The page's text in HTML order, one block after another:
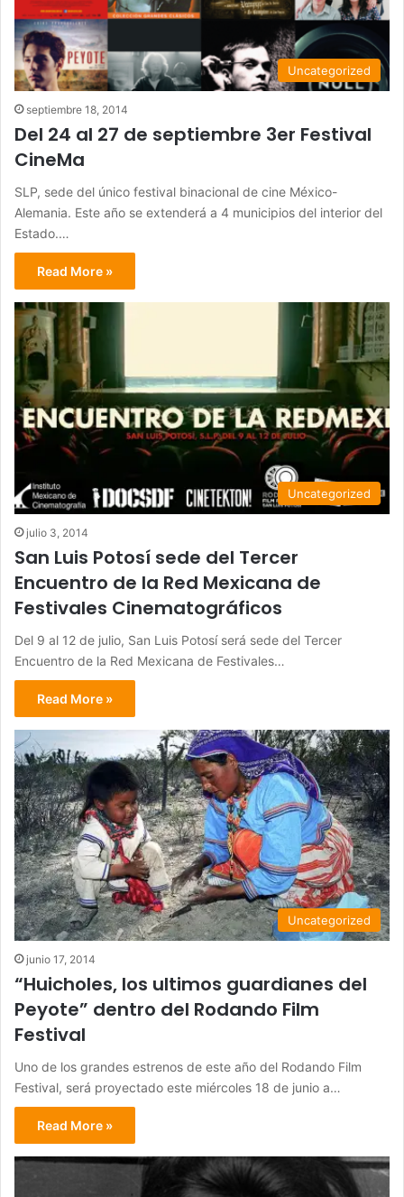
Uncategorized
septiembre 18, 2014
Del 24 al 27 de septiembre 3er Festival
CineMa
SLP, sede del único festival binacional de cine México-
Alemania. Este año se extenderá a 4 municipios del interior del
Estado.…
Read More »
Uncategorized
julio 3, 2014
San Luis Potosí sede del Tercer
Encuentro de la Red Mexicana de
Festivales Cinematográficos
Del 9 al 12 de julio, San Luis Potosí será sede del Tercer
Encuentro de la Red Mexicana de Festivales…
Read More »
Uncategorized
junio 17, 2014
“Huicholes, los ultimos guardianes del
Peyote” dentro del Rodando Film
Festival
Uno de los grandes estrenos de este año del Rodando Film
Festival, será proyectado este miércoles 18 de junio a…
Read More »